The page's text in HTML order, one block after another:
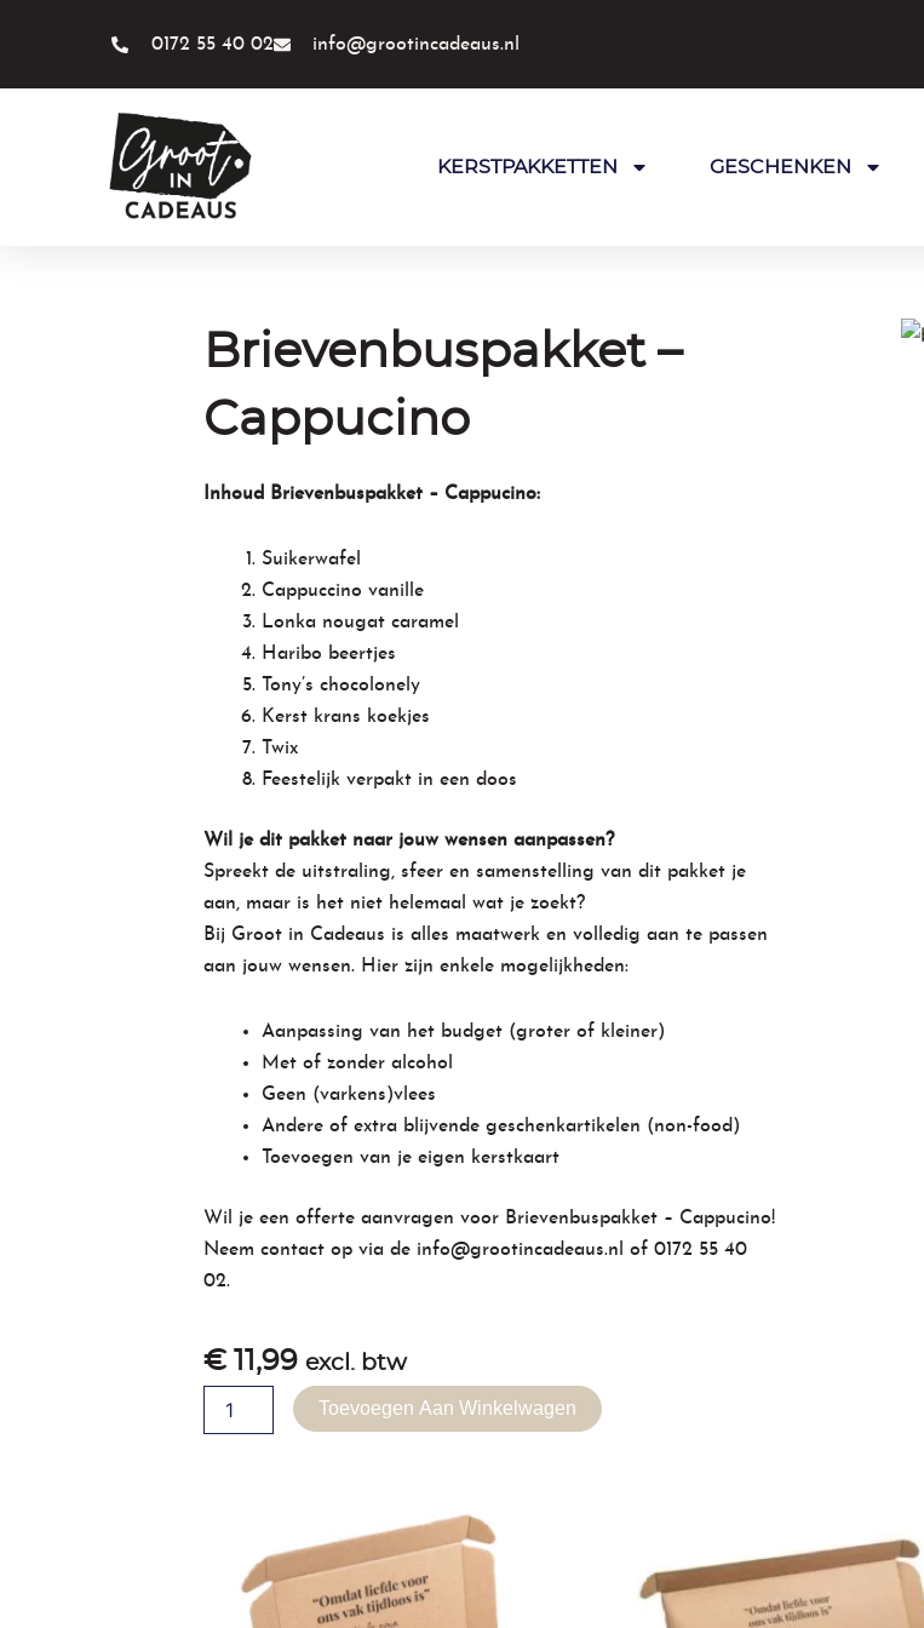
0172 55 40 02 info@grootincadeaus.nl
KERSTPAKKETTEN GESCHENKEN
Brievenbuspakket –
Cappucino
Inhoud Brievenbuspakket – Cappucino:
Suikerwafel
Cappuccino vanille
Lonka nougat caramel
Haribo beertjes
Tony’s chocolonely
Kerst krans koekjes
Twix
Feestelijk verpakt in een doos
Wil je dit pakket naar jouw wensen aanpassen?
Spreekt de uitstraling, sfeer en samenstelling van dit pakket je
aan, maar is het niet helemaal wat je zoekt?
Bij Groot in Cadeaus is alles maatwerk en volledig aan te passen
aan jouw wensen. Hier zijn enkele mogelijkheden:
Aanpassing van het budget (groter of kleiner)
Met of zonder alcohol
Geen (varkens)vlees
Andere of extra blijvende geschenkartikelen (non-food)
Toevoegen van je eigen kerstkaart
Wil je een offerte aanvragen voor Brievenbuspakket – Cappucino!
Neem contact op via de info@grootincadeaus.nl of 0172 55 40
02.
€11,99 excl. btw
Brievenbuspakket
Toevoegen Aan Winkelwagen
Gerelateerde producten